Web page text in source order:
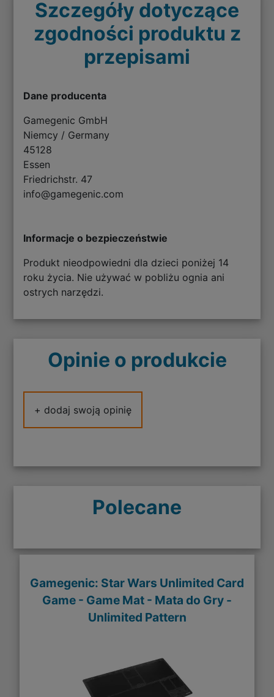
Szczegóły dotyczące
zgodności produktu z
przepisami
Dane producenta
Gamegenic GmbH
Niemcy / Germany
45128
Essen
Friedrichstr. 47
info@gamegenic.com
Informacje o bezpieczeństwie
Produkt nieodpowiedni dla dzieci poniżej 14
roku życia. Nie używać w pobliżu ognia ani
ostrych narzędzi.
Opinie o produkcie
+ dodaj swoją opinię
Polecane
Gamegenic: Star Wars Unlimited Card
Game - Game Mat - Mata do Gry -
Unlimited Pattern